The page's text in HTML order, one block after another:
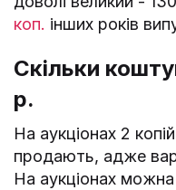
коп. інших років
Скільки
р.
На аукціонах 2
продають, адже
На аукціонах можна